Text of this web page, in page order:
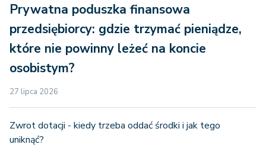
Prywatna poduszka finansowa
przedsiębiorcy: gdzie trzymać pieniądze,
które nie powinny leżeć na koncie
osobistym?
27 lipca 2026
Zwrot dotacji - kiedy trzeba oddać środki i jak tego
uniknąć?